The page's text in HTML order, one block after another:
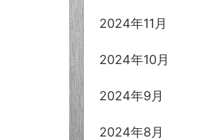
2024年11月
2024年10月
2024年9月
2024年8月